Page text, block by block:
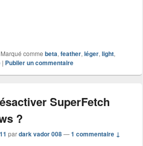
Marqué comme beta,feather,léger,light,
| Publier un commentaire
SuperFetch
?
pardark vador 008 —1 commentaire ↓